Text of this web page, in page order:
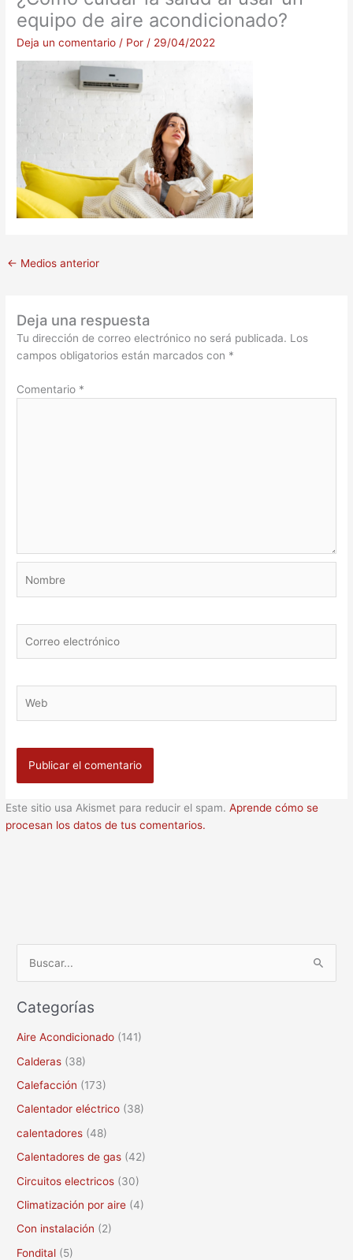
equipo de aire acondicionado?
Deja un comentario / Por / 29/04/2022
← Medios anterior
Deja una respuesta
Tu dirección de correo electrónico no será publicada. Los
campos obligatorios están marcados con *
Comentario *
electrónico
Este sitio usa Akismet para reducir el spam.Aprende cómo se
procesan los datos de tus comentarios.
s
c
o
r
:
Categorías
Aire Acondicionado (141)
Calderas (38)
Calefacción (173)
Calentador eléctrico (38)
calentadores (48)
Calentadores de gas (42)
Circuitos electricos (30)
Climatización por aire (4)
Con instalación (2)
Fondital (5)